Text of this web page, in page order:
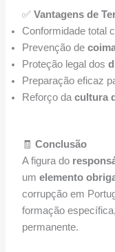
✅ Vantagens de
Conformidade total
Prevenção de
Proteção legal dos
Preparação eficaz
Reforço da cultura
🧾 Conclusão
A figura do
um elemento
corrupção em
formação
permanente.